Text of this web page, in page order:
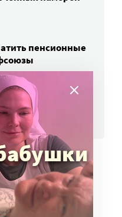
пенсионные